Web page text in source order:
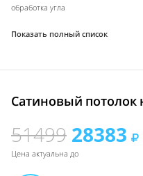
обработка угла
Показать полный список
Сатиновый потолок
51499 28383
Цена актуальна до